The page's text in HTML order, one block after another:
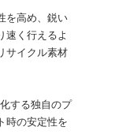
を高め、鋭い
速く行えるよ
サイクル素材
する独自のプ
時の安定性を